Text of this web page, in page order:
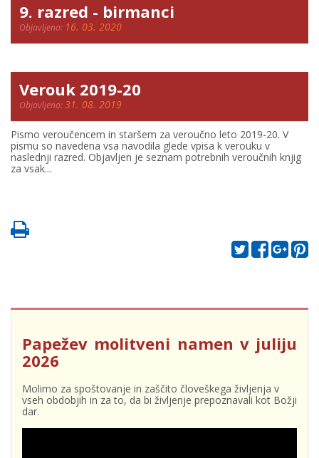
9. razred - birmanci
Objavljeno: 16. 03. 2020
Verouk 2019-20
Objavljeno:31. 08. 2019
Pismo veroučencem in staršem za veroučno leto 2019-20. V
pismu so navedena vsa navodila glede vpisa k verouku v
naslednji razred. Objavljen je seznam potrebnih veroučnih knjig
za vsak...
Papežev molitveni namen v juliju
2026
Molimo za spoštovanje in zaščito človeškega življenja v
vseh obdobjih in za to, da bi življenje prepoznavali kot Božji
dar.